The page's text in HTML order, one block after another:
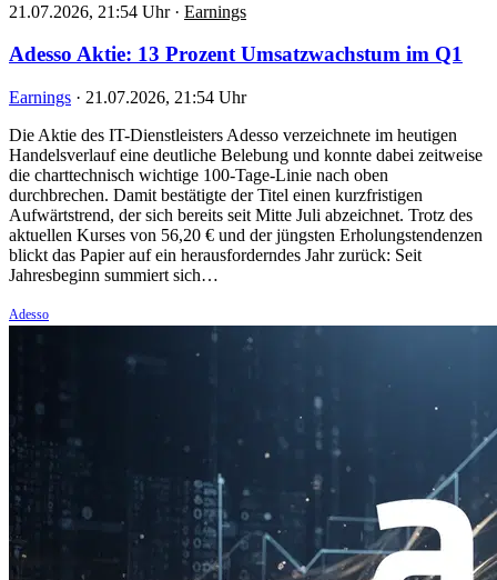
21.07.2026, 21:54 Uhr · Earnings
Adesso Aktie: 13 Prozent Umsatzwachstum im Q1
Earnings · 21.07.2026, 21:54 Uhr
Die Aktie des IT-Dienstleisters Adesso verzeichnete im heutigen
Handelsverlauf eine deutliche Belebung und konnte dabei zeitweise
die charttechnisch wichtige 100-Tage-Linie nach oben
durchbrechen. Damit bestätigte der Titel einen kurzfristigen
Aufwärtstrend, der sich bereits seit Mitte Juli abzeichnet. Trotz des
aktuellen Kurses von 56,20 € und der jüngsten Erholungstendenzen
blickt das Papier auf ein herausforderndes Jahr zurück: Seit
Jahresbeginn summiert sich…
Adesso